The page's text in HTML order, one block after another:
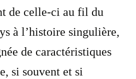
de celle-ci au fil du
à l’histoire singulière,
de caractéristiques
si souvent et si